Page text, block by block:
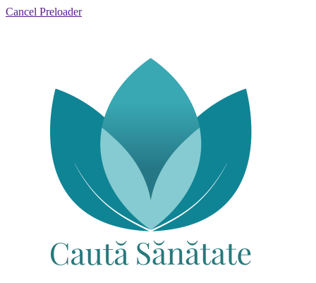
Cancel Preloader